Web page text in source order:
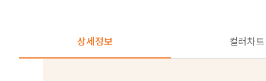
상세정보 컬러차트